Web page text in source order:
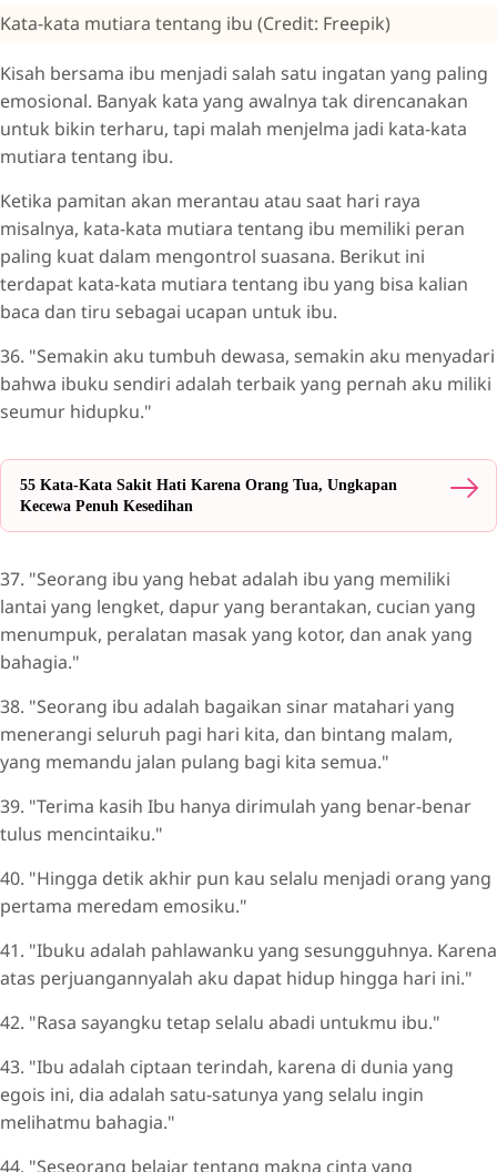
Kata-kata mutiara tentang ibu (Credit: Freepik)
Kisah bersama ibu menjadi salah satu ingatan yang paling
emosional. Banyak kata yang awalnya tak direncanakan
untuk bikin terharu, tapi malah menjelma jadi kata-kata
mutiara tentang ibu.
Ketika pamitan akan merantau atau saat hari raya
misalnya, kata-kata mutiara tentang ibu memiliki peran
paling kuat dalam mengontrol suasana. Berikut ini
terdapat kata-kata mutiara tentang ibu yang bisa kalian
baca dan tiru sebagai ucapan untuk ibu.
36. "Semakin aku tumbuh dewasa, semakin aku menyadari
bahwa ibuku sendiri adalah terbaik yang pernah aku miliki
seumur hidupku."
55 Kata-Kata Sakit Hati Karena Orang Tua, Ungkapan
Kecewa Penuh Kesedihan
37. "Seorang ibu yang hebat adalah ibu yang memiliki
lantai yang lengket, dapur yang berantakan, cucian yang
menumpuk, peralatan masak yang kotor, dan anak yang
bahagia."
38. "Seorang ibu adalah bagaikan sinar matahari yang
menerangi seluruh pagi hari kita, dan bintang malam,
yang memandu jalan pulang bagi kita semua."
39. "Terima kasih Ibu hanya dirimulah yang benar-benar
tulus mencintaiku."
40. "Hingga detik akhir pun kau selalu menjadi orang yang
pertama meredam emosiku."
41. "Ibuku adalah pahlawanku yang sesungguhnya. Karena
atas perjuangannyalah aku dapat hidup hingga hari ini."
42. "Rasa sayangku tetap selalu abadi untukmu ibu."
43. "Ibu adalah ciptaan terindah, karena di dunia yang
egois ini, dia adalah satu-satunya yang selalu ingin
melihatmu bahagia."
44. "Seseorang belajar tentang makna cinta yang